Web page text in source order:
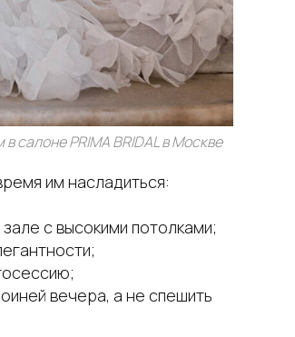
салоне PRIMA BRIDAL в Москве
им насладиться:
с высокими потолками;
вечера, а не спешить